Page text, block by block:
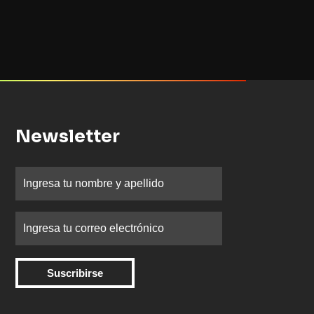
Newsletter
Suscribirse